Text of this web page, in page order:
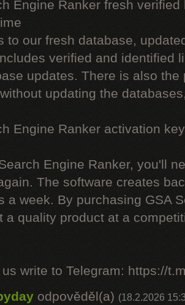
Engine Ranker fresh verified
to our fresh database,
verified and identified
updates. There is also
updating the
Engine Ranker activation key
Engine Ranker, you'll
The software creates
a week. By purchasing GSA
a quality product at a
write to Telegram: https://
odpověděl(a) (18.2.2026